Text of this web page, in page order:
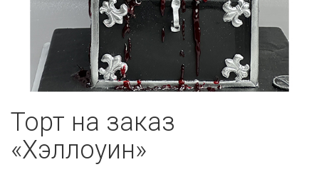
Торт на заказ
«Хэллоуин»